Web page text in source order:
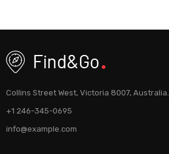
Collins Street West, Victoria 8007, Australia.
+1 246-345-0695
info@example.com